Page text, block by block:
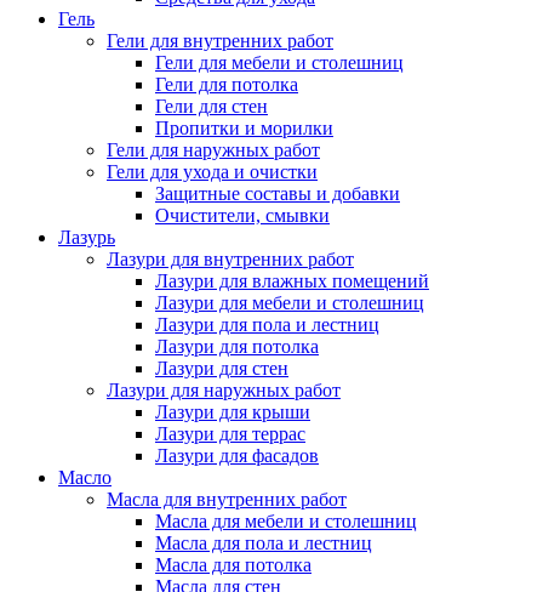
Гель
Гели для внутренних работ
Гели для мебели и столешниц
Гели для потолка
Гели для стен
Пропитки и морилки
Гели для наружных работ
Гели для ухода и очистки
Защитные составы и добавки
Очистители, смывки
Лазурь
Лазури для внутренних работ
Лазури для влажных помещений
Лазури для мебели и столешниц
Лазури для пола и лестниц
Лазури для потолка
Лазури для стен
Лазури для наружных работ
Лазури для крыши
Лазури для террас
Лазури для фасадов
Масло
Масла для внутренних работ
Масла для мебели и столешниц
Масла для пола и лестниц
Масла для потолка
Масла для стен